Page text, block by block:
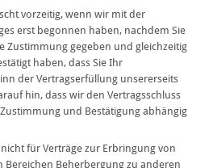
vorzeitig, wenn wir mit der
erst begonnen haben, nachdem Sie
Zustimmung gegeben und gleichzeitig
haben, dass Sie Ihr
der Vertragserfüllung unsererseits
hin, dass wir den Vertragsschluss
und Bestätigung abhängig
für Verträge zur Erbringung von
Bereichen Beherbergung zu anderen